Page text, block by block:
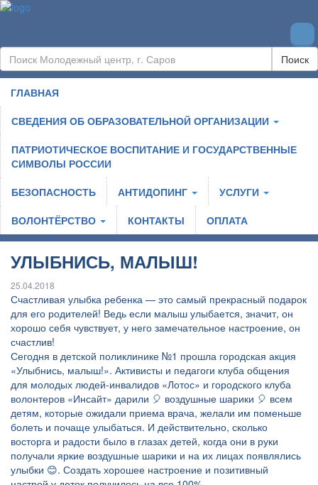
Поиск
ГЛАВНАЯ
СВЕДЕНИЯ ОБ ОБРАЗОВАТЕЛЬНОЙ ОРГАНИЗАЦИИ
ПАТРИОТИЧЕСКОЕ ВОСПИТАНИЕ И ГОСУДАРСТВЕННЫЕ
СИМВОЛЫ РОССИИ
БЕЗОПАСНОСТЬ
АНТИДОПИНГ
УСЛУГИ
ВОЛОНТЁРСТВО
КОНТАКТЫ ОПЛАТА
УЛЫБНИСЬ, МАЛЫШ!
25.04.2018
Счастливая улыбка ребенка — это самый прекрасный подарок
для его родителей! Ведь если малыш улыбается, значит, он
хорошо себя чувствует, у него замечательное настроение, он
счастлив!
Сегодня в детской поликлинике №1 прошла городская акция
«Улыбнись, малыш!». Активисты и педагоги клуба общения
для молодых людей-инвалидов «Лотос» и городского клуба
волонтеров «Инсайт» дарили 🎈 воздушные шарики 🎈 всем
детям, которые ожидали приема врача, желали им поменьше
болеть и почаще улыбаться. И действительно, сколько
восторга и радости было в глазах детей, когда они в руки
получали яркие воздушные шарики и на их лицах появлялись
улыбки 😊. Создать хорошее настроение и позитивный